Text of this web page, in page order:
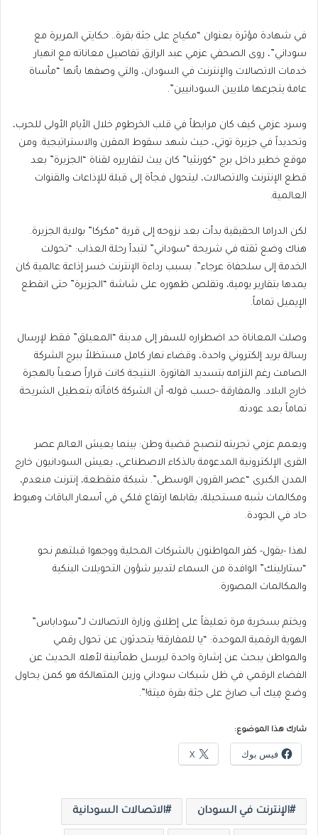
في شهادة مؤثرة بعنوان “مكياج على جثة بقرة.. حكايتي المريرة مع
سوداني”، روى الصحفي عزمي عبد الرازق تفاصيل معاناته مع انهيار
خدمات الاتصالات والإنترنت في السودان، والتي وصفها بأنها “مأساة
عامة يتجرعها ملايين السودانيين”.
وسرد عزمي كيف كان مرابطاً في قلب الخرطوم خلال الأيام الأولى للحرب،
وتحديداً في جزيرة توتي، حيث شهد سقوط المقرن والاستراتيجية. ومن
موقع خطير داخل برج “كورنثيا” كان يبث لتقاريره لقناة “الجزيرة” بعد
قطع الإنترنت والاتصالات، ليتحول فجأة إلى قبلة للإذاعات والقنوات
العالمية.
لكن الدراما الحقيقية بدأت بعد نزوحه إلى قرية “مكركا” بولاية الجزيرة.
هناك وضع ثقته في شريحة “سوداني” لتبدأ رحلة العذاب: “تحولت
الخدمة إلى سلحفاة عرجاء”. بسبب رداءة الإنترنت خسر إذاعة عالمية كان
يمدها بتقارير يومية، وتقلص ظهوره على شاشة “الجزيرة” حتى انقطع
الإيميل تماماً.
وصلت المعاناة حد اضطراره للسفر إلى مدينة “المعيلق” فقط لإرسال
رسالة بريد إلكتروني واحدة، وقضاء نهار كامل مستظلاً ببرج الشركة
الصامت رغم التزامه بتسديد الفاتورة. النتيجة كانت قراراً صعباً بالهجرة
خارج البلاد. والمفارقة -حسب قوله- أن الشركة كافأته بتعطيل الشريحة
تماماً بعد عودته.
ويعمم عزمي تجربته لتصبح قضية وطن: بينما يعيش العالم عصر
القرى الإلكترونية المدعومة بالذكاء الاصطناعي، يعيش السودانيون خارج
المدن الكبرى “عصر القرون الوسطى”. شبكة متقطعة، إنترنت منعدم،
ومكالمات شبه مستحيلة، يقابلها ارتفاع فلكي في أسعار الباقات وهبوط
حاد في الجودة.
لهذا -يقول- كفر المواطنون بالشركات المحلية ووجهوا قبلتهم نحو
“ستارلينك” الوافدة من السماء لتدبير شؤون التحويلات البنكية
والمكالمات المصورة.
ويختم بسخرية مرة تعليقاً على إطلاق وزارة الاتصالات لـ”سوداباس”
الهوية الرقمية الموحدة: “يا للمفارقة! يتحدثون عن تحول رقمي
والمواطن يبحث عن إشارة واحدة ليرسل طمأنينة لأهله. الحديث عن
الفضاء الرقمي في ظل شبكات سوداني وزين المتهالكة هو كمن يحاول
وضع مِيك أب صارخ على جثة بقرة ميتة!”.
شارك هذا الموضوع:
فيس بوك X
الإنترنت في السودان الاتصالات السودانية